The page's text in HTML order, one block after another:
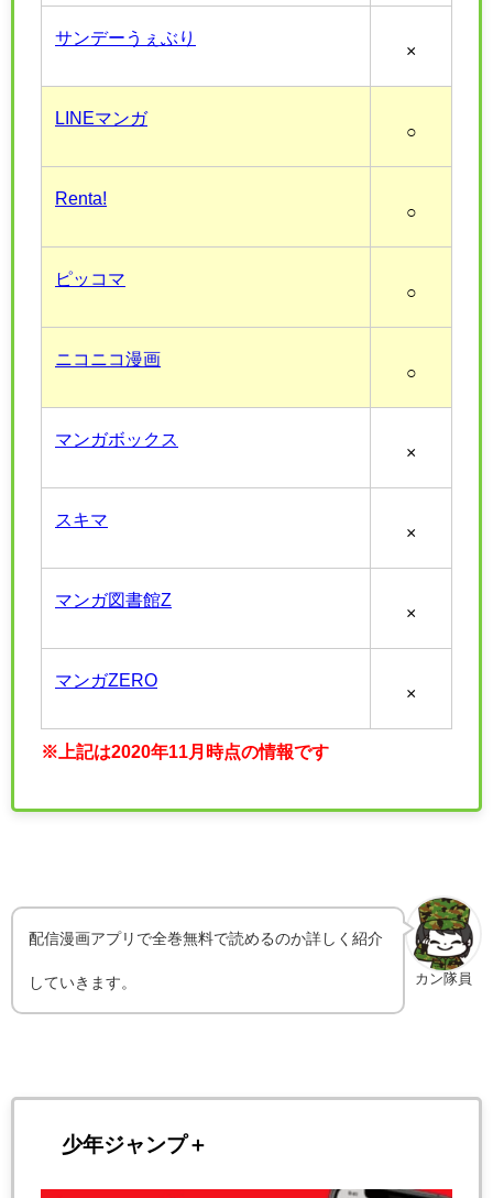
サンデーうぇぶり
×
LINEマンガ
○
Renta!
○
ピッコマ
○
ニコニコ漫画
○
マンガボックス
×
スキマ
×
マンガ図書館Z
×
マンガZERO
×
※上記は2020年11月時点の情報です
カン隊員
配信漫画アプリで全巻無料で読めるのか詳しく紹介
していきます。
少年ジャンプ＋